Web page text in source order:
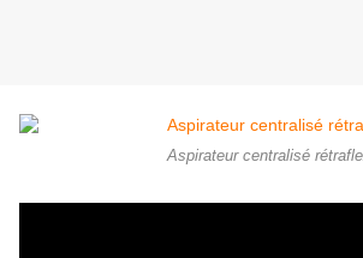
Aspirateur centralisé